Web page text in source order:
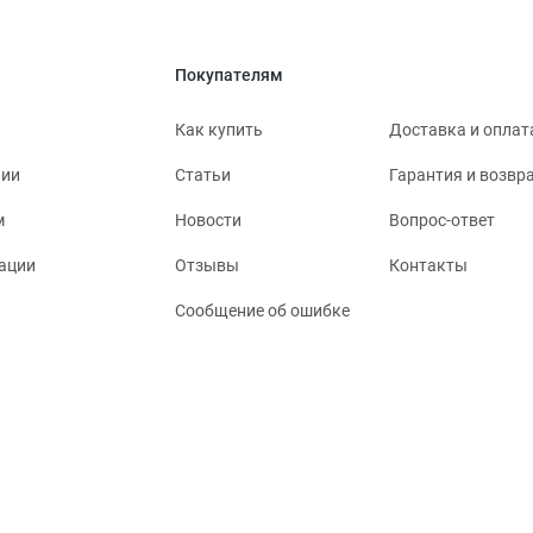
Покупателям
Как купить Доставка и
Статьи Гарантия и
Новости Вопрос-ответ
Отзывы Контакты
Сообщение об ошибке